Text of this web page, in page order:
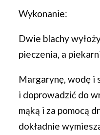
Wykonanie:
Dwie blachy
pieczenia, a
Margarynę, wodę i
i doprowadzić do
mąką i za pomocą
dokładnie